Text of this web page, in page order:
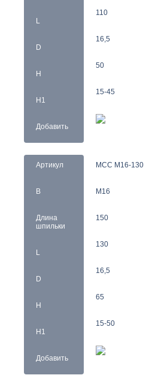
L
D
H
H1
Добавить
110
16,5
50
15-45
Артикул
B
Длина
шпильки
L
D
H
H1
Добавить
MCC M16-130
M16
150
130
16,5
65
15-50